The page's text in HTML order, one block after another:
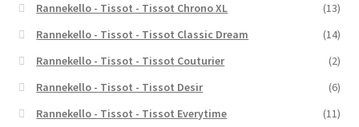
Rannekello - Tissot - Tissot Chrono XL
(13)
Rannekello - Tissot - Tissot Classic Dream
(14)
Rannekello - Tissot - Tissot Couturier
(2)
Rannekello - Tissot - Tissot Desir
(6)
Rannekello - Tissot - Tissot Everytime
(11)